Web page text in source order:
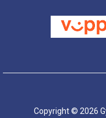
Copyright © 2026